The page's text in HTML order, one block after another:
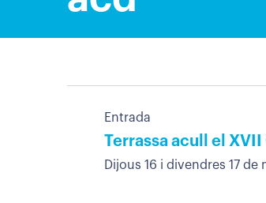
Entrada
Terrassa acull el
Dijous 16 i divendres 17